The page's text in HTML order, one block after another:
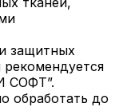
защитных
СОФТ”.
обработать до